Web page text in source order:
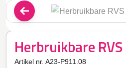
Herbruikbare
Artikel nr. A23-P911.08